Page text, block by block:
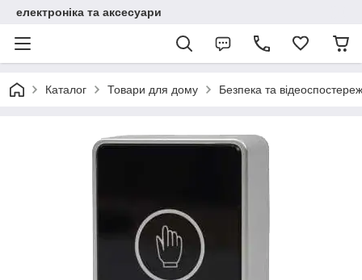
електроніка та аксесуари
Каталог Товари для дому Безпека та